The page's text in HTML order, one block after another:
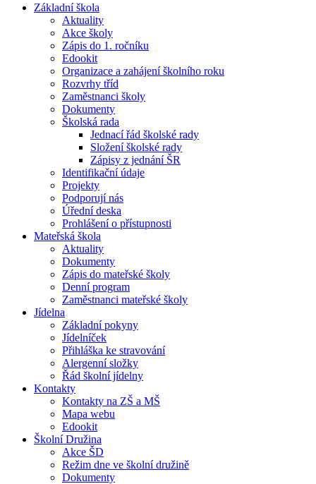
Základní škola
Aktuality
Akce školy
Zápis do 1. ročníku
Edookit
Organizace a zahájení školního roku
Rozvrhy tříd
Zaměstnanci školy
Dokumenty
Školská rada
Jednací řád školské rady
Složení školské rady
Zápisy z jednání ŠR
Identifikační údaje
Projekty
Podporují nás
Úřední deska
Prohlášení o přístupnosti
Mateřská škola
Aktuality
Dokumenty
Zápis do mateřské školy
Denní program
Zaměstnanci mateřské školy
Jídelna
Základní pokyny
Jídelníček
Přihláška ke stravování
Alergenní složky
Řád školní jídelny
Kontakty
Kontakty na ZŠ a MŠ
Mapa webu
Edookit
Školní Družina
Akce ŠD
Režim dne ve školní družině
Dokumenty